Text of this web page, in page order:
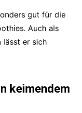
gut für die
Auch als
lässt er sich
keimendem